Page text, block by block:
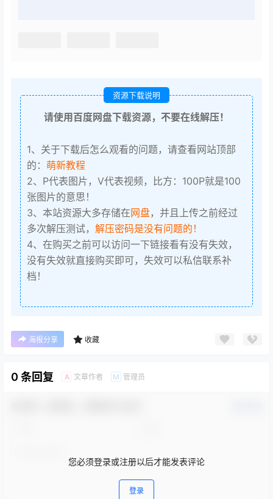
资源下载说明
请使用百度网盘下载资源，不要在线解压！
1、关于下载后怎么观看的问题，请查看网站顶部
的： 萌新教程
2、P代表图片，V代表视频，比方：100P就是100
张图片的意思！
3、本站资源大多存储在网盘，并且上传之前经过
多次解压测试， 解压密码是没有问题的！
4、在购买之前可以访问一下链接看有没有失效，
没有失效就直接购买即可，失效可以私信联系补
档！
海报分享 收藏
0 条回复 A 文章作者 M 管理员
您必须登录或注册以后才能发表评论
登录